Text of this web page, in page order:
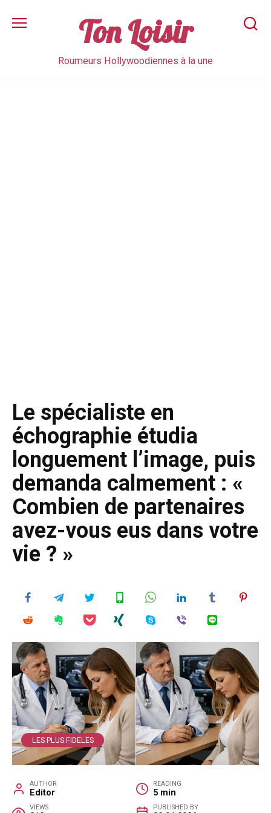
content
Ton Loisir
Roumeurs Hollywoodiennes à la une
Le spécialiste en
échographie étudia
longuement l’image, puis
demanda calmement : «
Combien de partenaires
avez-vous eus dans votre
vie ? »
LES PLUS FIDELES
AUTHOR
Editor
READING
5 min
VIEWS PUBLISHED BY